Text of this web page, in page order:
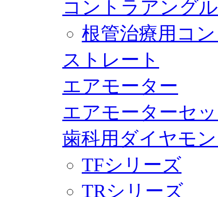
コントラアングル
根管治療用コ
ストレート
エアモーター
エアモーターセ
歯科用ダイヤモ
TFシリーズ
TRシリーズ